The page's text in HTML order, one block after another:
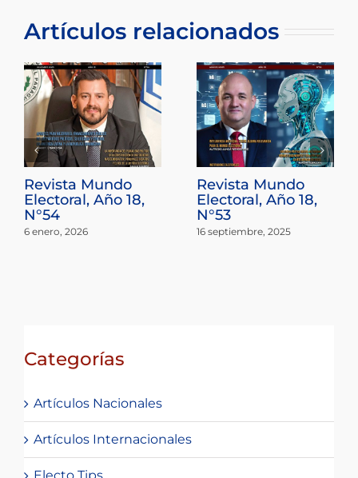
Artículos relacionados
Revista Mundo
Electoral, Año 18,
N°54
6 enero, 2026
Revista Mundo
Electoral, Año 18,
N°53
16 septiembre, 2025
Categorías
Artículos Nacionales
Artículos Internacionales
Electo Tips